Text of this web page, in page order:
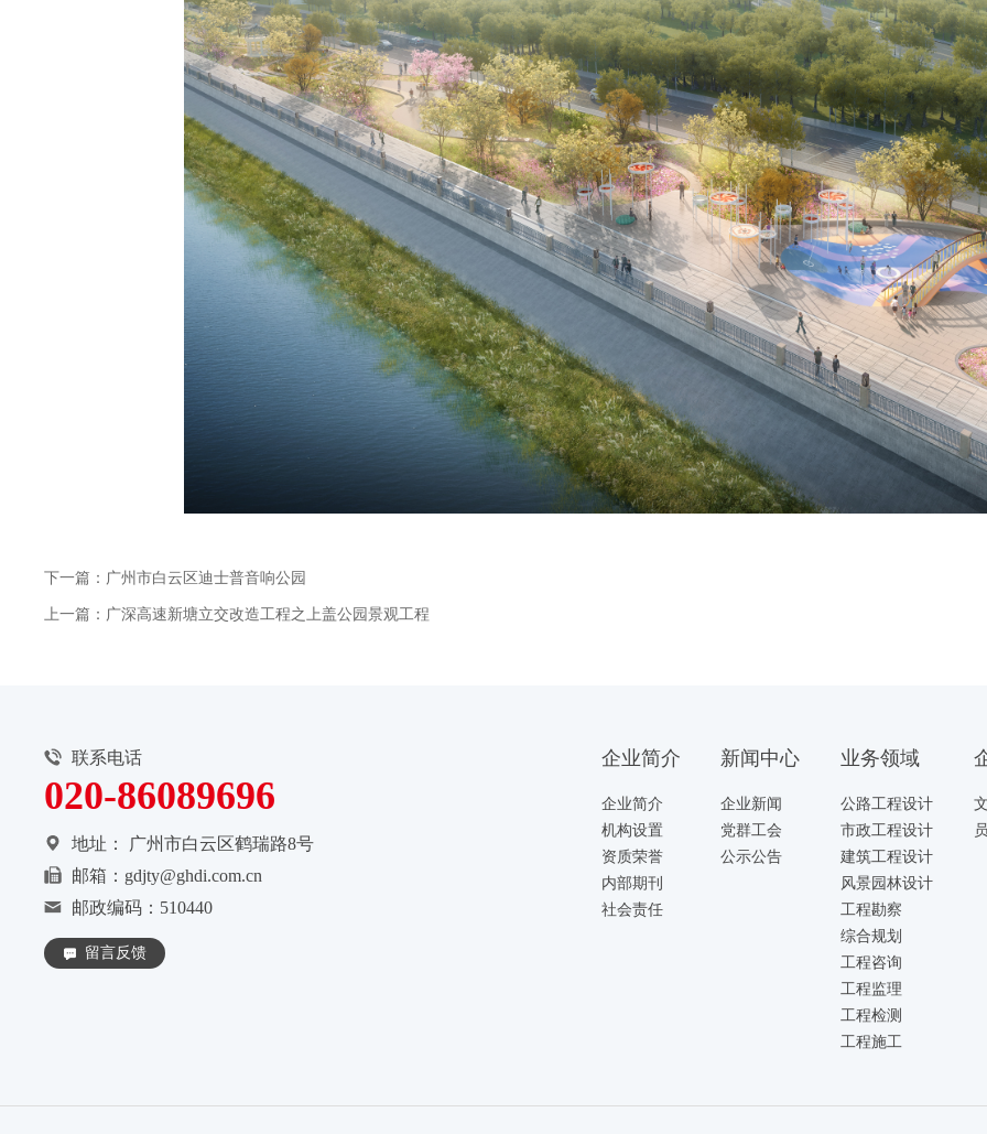
下一篇：广州市白云区迪士普音响公园
上一篇：广深高速新塘立交改造工程之上盖公园景观工程
联系电话
020-86089696
地址： 广州市白云区鹤瑞路8号
邮箱：gdjty@ghdi.com.cn
邮政编码：510440
留言反馈
企业简介
企业简介
机构设置
资质荣誉
内部期刊
社会责任
新闻中心
企业新闻
党群工会
公示公告
业务领域
公路工程设计
市政工程设计
建筑工程设计
风景园林设计
工程勘察
综合规划
工程咨询
工程监理
工程检测
工程施工